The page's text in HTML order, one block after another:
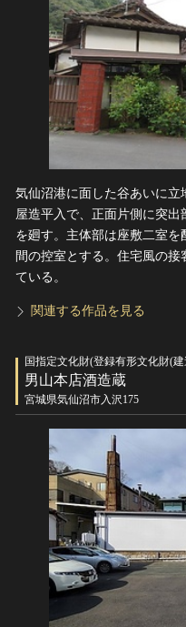
文化遺産データベース
国指定文化財等データベース
気仙沼港に面した谷あいに
屋造平入で、正面片側に突
を廻す。主体部は座敷二室
間の控室とする。住宅風の接
ている。
関連する作品を見る
国指定文化財(登録有形文化財(
男山本店酒造蔵
宮城県気仙沼市入沢175